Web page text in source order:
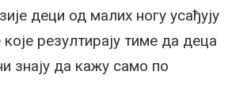
деци од малих ногу усађују
резултирају тиме да деца
знају да кажу само по